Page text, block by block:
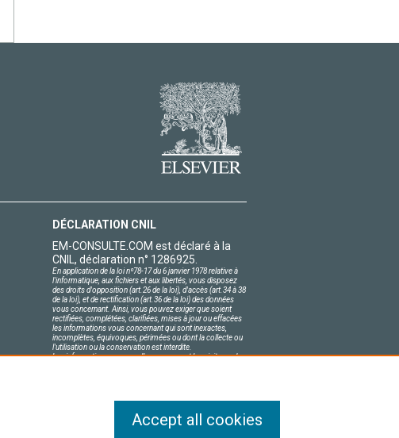
DÉCLARATION CNIL
EM-CONSULTE.COM est déclaré à la
CNIL, déclaration n° 1286925.
En application de la loi nº78-17 du 6 janvier 1978 relative à
l'informatique, aux fichiers et aux libertés, vous disposez
des droits d'opposition (art.26 de la loi), d'accès (art.34 à 38
de la loi), et de rectification (art.36 de la loi) des données
vous concernant. Ainsi, vous pouvez exiger que soient
rectifiées, complétées, clarifiées, mises à jour ou effacées
les informations vous concernant qui sont inexactes,
incomplètes, équivoques, périmées ou dont la collecte ou
l'utilisation ou la conservation est interdite.
Les informations personnelles concernant les visiteurs de
Accept all cookies